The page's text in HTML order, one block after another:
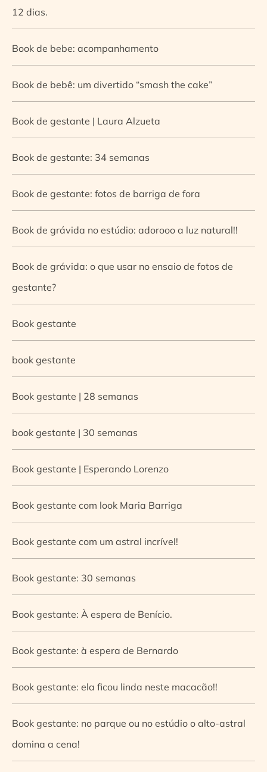
12 dias.
Book de bebe: acompanhamento
Book de bebê: um divertido “smash the cake”
Book de gestante | Laura Alzueta
Book de gestante: 34 semanas
Book de gestante: fotos de barriga de fora
Book de grávida no estúdio: adorooo a luz natural!!
Book de grávida: o que usar no ensaio de fotos de
gestante?
Book gestante
book gestante
Book gestante | 28 semanas
book gestante | 30 semanas
Book gestante | Esperando Lorenzo
Book gestante com look Maria Barriga
Book gestante com um astral incrível!
Book gestante: 30 semanas
Book gestante: À espera de Benício.
Book gestante: à espera de Bernardo
Book gestante: ela ficou linda neste macacão!!
Book gestante: no parque ou no estúdio o alto-astral
domina a cena!